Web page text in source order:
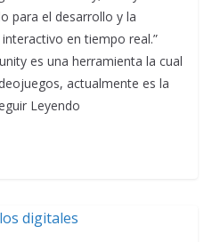
para el desarrollo y la
en tiempo real.”
es una herramienta la cual
actualmente es la
Leyendo